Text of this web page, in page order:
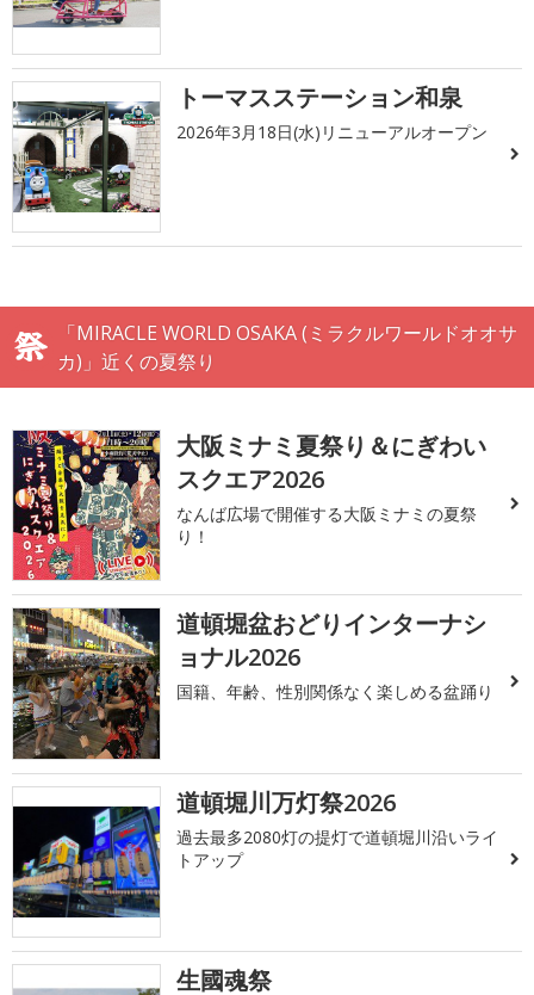
トーマスステーション和泉
2026年3月18日(水)リニューアルオープン
「MIRACLE WORLD OSAKA (ミラクルワールドオオサ
カ)」近くの夏祭り
大阪ミナミ夏祭り＆にぎわい
スクエア2026
なんば広場で開催する大阪ミナミの夏祭
り！
道頓堀盆おどりインターナシ
ョナル2026
国籍、年齢、性別関係なく楽しめる盆踊り
道頓堀川万灯祭2026
過去最多2080灯の提灯で道頓堀川沿いライ
トアップ
生國魂祭